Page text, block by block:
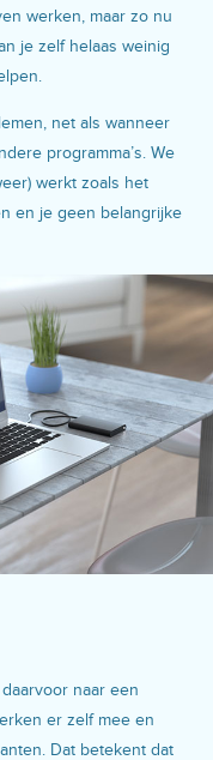
werken, maar zo nu
je zelf helaas weinig
net als wanneer
programma’s. We
werkt zoals het
en je geen belangrijke
naar een
er zelf mee en
Dat betekent dat